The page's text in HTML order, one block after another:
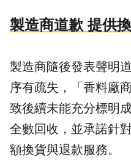
製造商道歉 提供
製造商隨後發表聲明
序有疏失，「香料廠
致後續未能充分標明
全數回收，並承諾針
額換貨與退款服務。